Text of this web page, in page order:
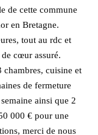
de cette commune
en Bretagne.
tout au rdc et
cœur assuré.
cuisine et
de fermeture
ainsi que 2
000 € pour une
merci de nous